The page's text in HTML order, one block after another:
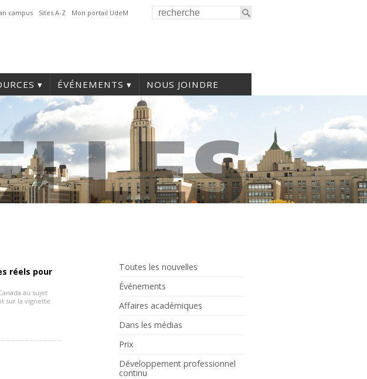
campus Sites A-Z Mon portail UdeM
ÉVÉNEMENTS NOUS JOINDRE
réels pour
au sujet
sur la vignette
Toutes les nouvelles
Événements
Affaires académiques
Dans les médias
Prix
Développement professionnel
continu